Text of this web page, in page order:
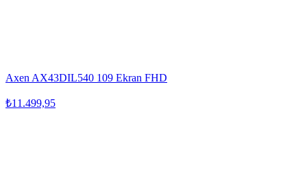
Axen AX43DIL540 109 Ekran FHD
₺11.499,95